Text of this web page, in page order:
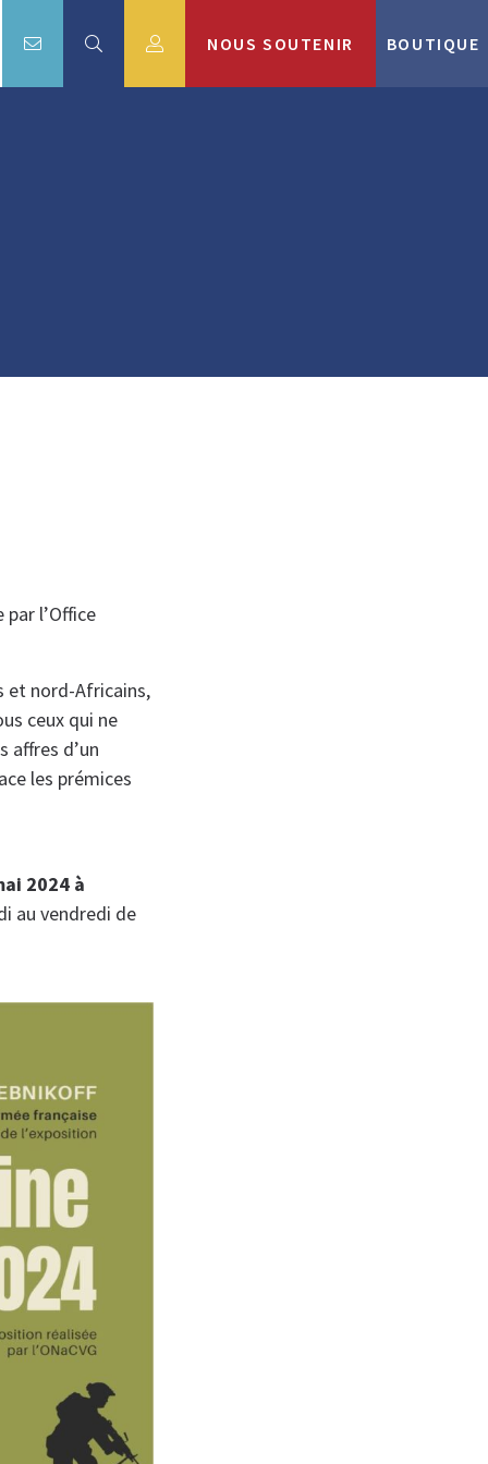
NOUS SOUTENIR BOUTIQUE
l’Office
et nord-Africains,
ceux qui ne
affres d’un
les prémices
2024 à
au vendredi de